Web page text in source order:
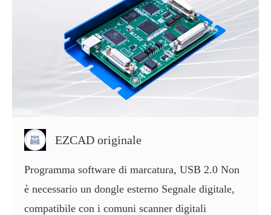
EZCAD originale
Programma software di marcatura, USB 2.0 Non
è necessario un dongle esterno Segnale digitale,
compatibile con i comuni scanner digitali